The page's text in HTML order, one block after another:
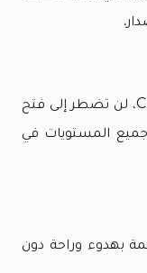
مع Combat Master MOD APK، لن تضطر إلى فتح
جميع المستويات في
بهدوء وراحة دون